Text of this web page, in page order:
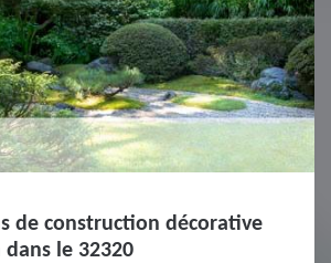
de construction décorative
le 32320